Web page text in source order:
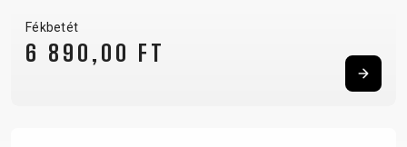
Fékbetét
6 890,00 FT